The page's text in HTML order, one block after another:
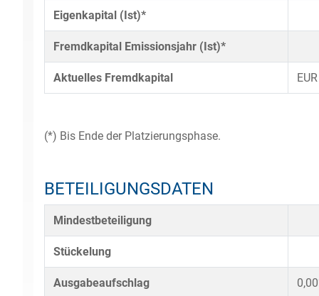
Eigenkapital (Ist)*
Fremdkapital Emissionsjahr (Ist)*
Aktuelles Fremdkapital
(*) Bis Ende der Platzierungsphase.
BETEILIGUNGSDATEN
Mindestbeteiligung
Stückelung
Ausgabeaufschlag